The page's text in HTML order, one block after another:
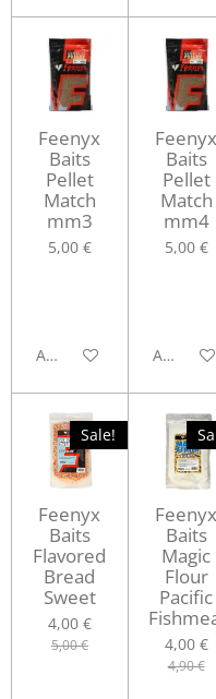
Feenyx
Baits
Pellet
Match
mm3
5,00 €
Aggiungi al carrello
Feenyx
Baits
Pellet
Match
mm4
5,00 €
Sale!
Feenyx
Baits
Flavored
Bread
Sweet
4,00 €
5,00 €
Feenyx
Baits
Magic
Flour
Pacific
4,00 €
4,90 €